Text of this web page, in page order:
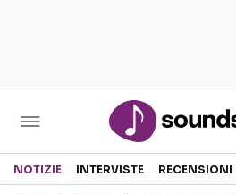
Sezioni
NOTIZIE INTERVISTE RECENSIONI